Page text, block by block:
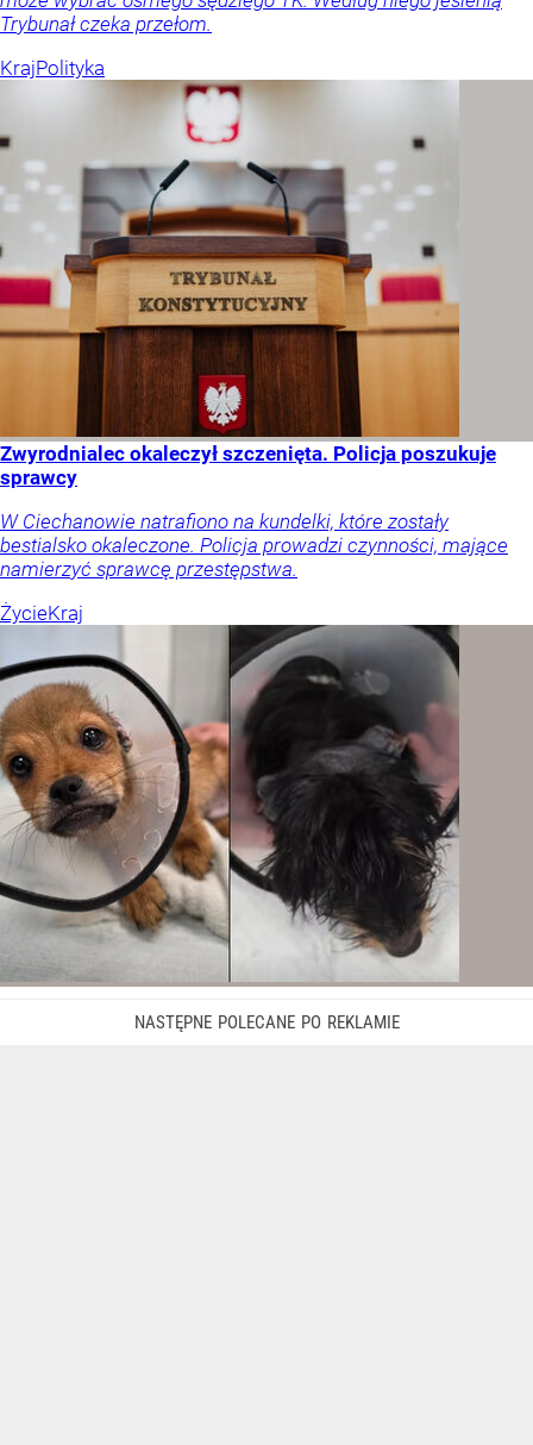
Trybunał czeka przełom.
KrajPolityka
Zwyrodnialec okaleczył szczenięta. Policja poszukuje
sprawcy
W Ciechanowie natrafiono na kundelki, które zostały
bestialsko okaleczone. Policja prowadzi czynności, mające
namierzyć sprawcę przestępstwa.
ŻycieKraj